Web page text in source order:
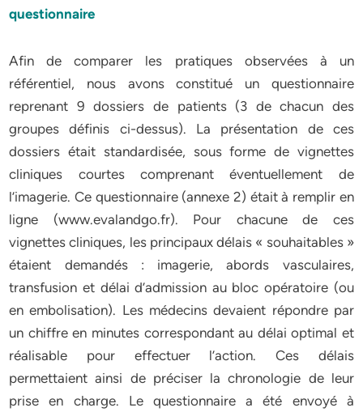
questionnaire
Afin de comparer les pratiques observées à un
référentiel, nous avons constitué un questionnaire
reprenant 9 dossiers de patients (3 de chacun des
groupes définis ci-dessus). La présentation de ces
dossiers était standardisée, sous forme de vignettes
cliniques courtes comprenant éventuellement de
l’imagerie. Ce questionnaire (annexe 2) était à remplir en
ligne (www.evalandgo.fr). Pour chacune de ces
vignettes cliniques, les principaux délais « souhaitables »
étaient demandés : imagerie, abords vasculaires,
transfusion et délai d’admission au bloc opératoire (ou
en embolisation). Les médecins devaient répondre par
un chiffre en minutes correspondant au délai optimal et
réalisable pour effectuer l’action. Ces délais
permettaient ainsi de préciser la chronologie de leur
prise en charge. Le questionnaire a été envoyé à